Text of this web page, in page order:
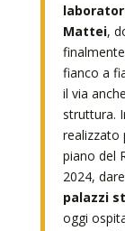
Mattei,
fianco a
il via
struttura.
realizzato
piano del
2024,
palazzi
oggi